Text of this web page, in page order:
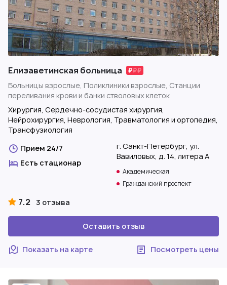
Елизаветинская больница
Больницы взрослые, Поликлиники взрослые, Станции
переливания крови и банки стволовых клеток
Хирургия, Сердечно-сосудистая хирургия,
Нейрохирургия, Неврология, Травматология и ортопедия,
Трансфузиология
Прием 24/7
Есть стационар
г. Санкт-Петербург, ул.
Вавиловых, д. 14, литера А
Академическая
Гражданский проспект
7.2 3 отзыва
Оставить отзыв
Показать на карте Посмотреть цены